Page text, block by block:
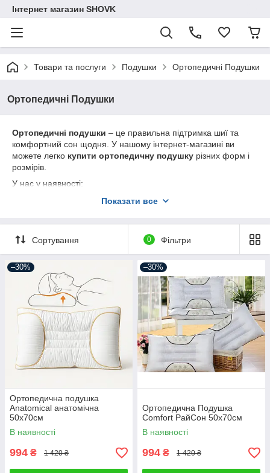
Інтернет магазин SHOVK
Товари та послуги Подушки Ортопедичні Подушки
Ортопедичні Подушки
Ортопедичні подушки – це правильна підтримка шиї та
комфортний сон щодня. У нашому інтернет-магазині ви
можете легко купити ортопедичну подушку різних форм і
розмірів.
У нас у наявності:
класичні та анатомічні моделі;
антиалергенні матеріали: Memory Foam, бавовна,
бамбук, мікрофібра;
Показати все
Сортування 0 Фільтри
–30%
Ортопедична подушка
Anatomical анатомічна
50х70см
В наявності
994 ₴ 1 420 ₴
–30%
Ортопедична Подушка
Comfort РайСон 50х70см
В наявності
994 ₴ 1 420 ₴